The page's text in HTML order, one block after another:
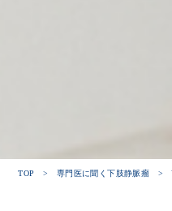
TOP > 専門医に聞く下肢静脈瘤 >